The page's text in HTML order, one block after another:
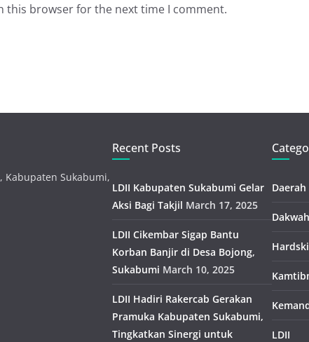
this browser for the next time I comment.
Kabupaten Sukabumi,
Recent Posts
LDII Kabupaten Sukabumi Gelar
Aksi Bagi Takjil March 17, 2025
LDII Cikembar Sigap Bantu
Korban Banjir di Desa Bojong,
Sukabumi March 10, 2025
LDII Hadiri Rakercab Gerakan
Pramuka Kabupaten Sukabumi,
Tingkatkan Sinergi untuk
Daerah
Dakwah
LDII